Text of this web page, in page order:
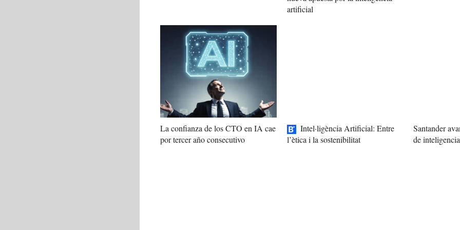
artificial
La confianza de los CTO en IA cae
por tercer año consecutivo
Intel·ligència Artificial: Entre
l’ètica i la sostenibilitat
Santander
de